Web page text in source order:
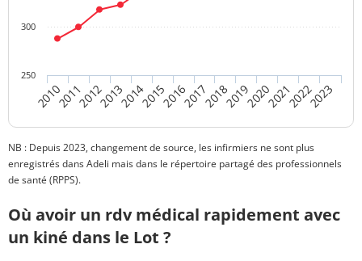
20102011201220132014201520162017201820192020202120222023
250
300
NB : Depuis 2023, changement de source, les infirmiers ne sont plus
enregistrés dans Adeli mais dans le répertoire partagé des professionnels
de santé (RPPS).
Où avoir un rdv médical rapidement avec
un kiné dans le Lot ?